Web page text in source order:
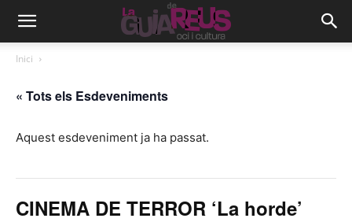
Inici
« Tots els Esdeveniments
Aquest esdeveniment ja ha passat.
CINEMA DE TERROR ‘La horde’